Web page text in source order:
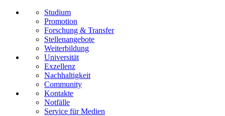
Studium
Promotion
Forschung & Transfer
Stellenangebote
Weiterbildung
Universität
Exzellenz
Nachhaltigkeit
Community
Kontakte
Notfälle
Service für Medien